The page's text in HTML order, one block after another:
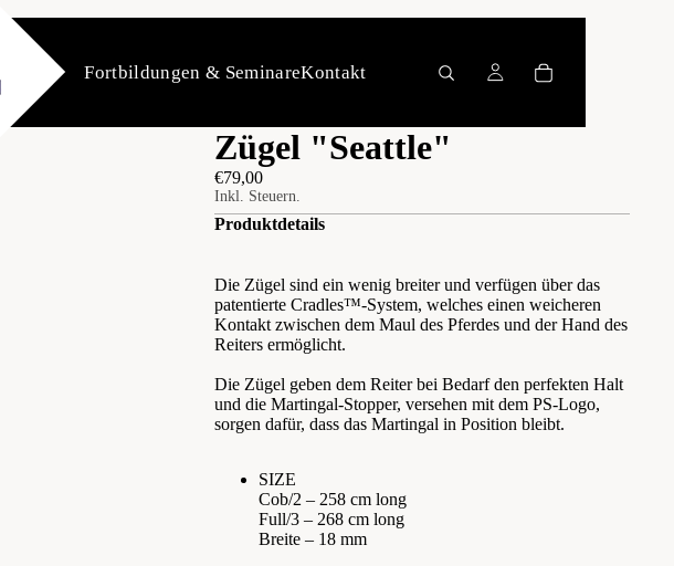
Fortbildungen & SeminareKontakt
Zügel "Seattle"
€79,00
Inkl. Steuern.
Produktdetails
Die Zügel sind ein wenig breiter und verfügen über das
patentierte Cradles™-System, welches einen weicheren
Kontakt zwischen dem Maul des Pferdes und der Hand des
Reiters ermöglicht.
Die Zügel geben dem Reiter bei Bedarf den perfekten Halt
und die Martingal-Stopper, versehen mit dem PS-Logo,
sorgen dafür, dass das Martingal in Position bleibt.
SIZE
Cob/2 – 258 cm long
Full/3 – 268 cm long
Breite – 18 mm